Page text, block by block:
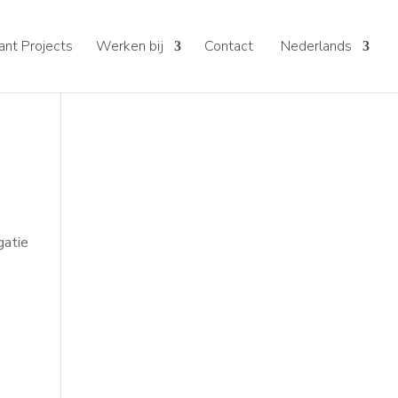
Projects Werken bij Contact Nederlands